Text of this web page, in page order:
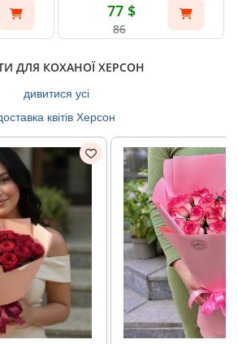
77 $
86
ДЛЯ КОХАНОЇ ХЕРСОН
дивитися усі
квітів Херсон